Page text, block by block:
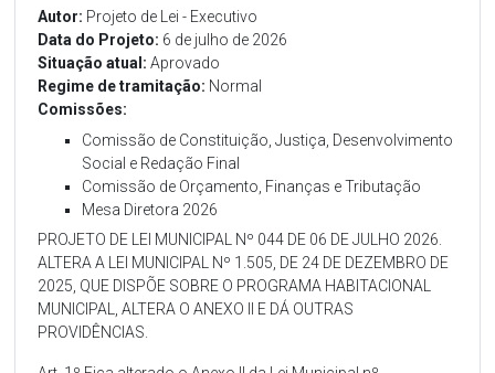
Autor: Projeto de Lei - Executivo
Data do Projeto: 6 de julho de 2026
Situação atual: Aprovado
Regime de tramitação: Normal
Comissões:
Comissão de Constituição, Justiça, Desenvolvimento
Social e Redação Final
Comissão de Orçamento, Finanças e Tributação
Mesa Diretora 2026
PROJETO DE LEI MUNICIPAL Nº 044 DE 06 DE JULHO 2026.
ALTERA A LEI MUNICIPAL Nº 1.505, DE 24 DE DEZEMBRO DE
2025, QUE DISPÕE SOBRE O PROGRAMA HABITACIONAL
MUNICIPAL, ALTERA O ANEXO II E DÁ OUTRAS
PROVIDÊNCIAS.